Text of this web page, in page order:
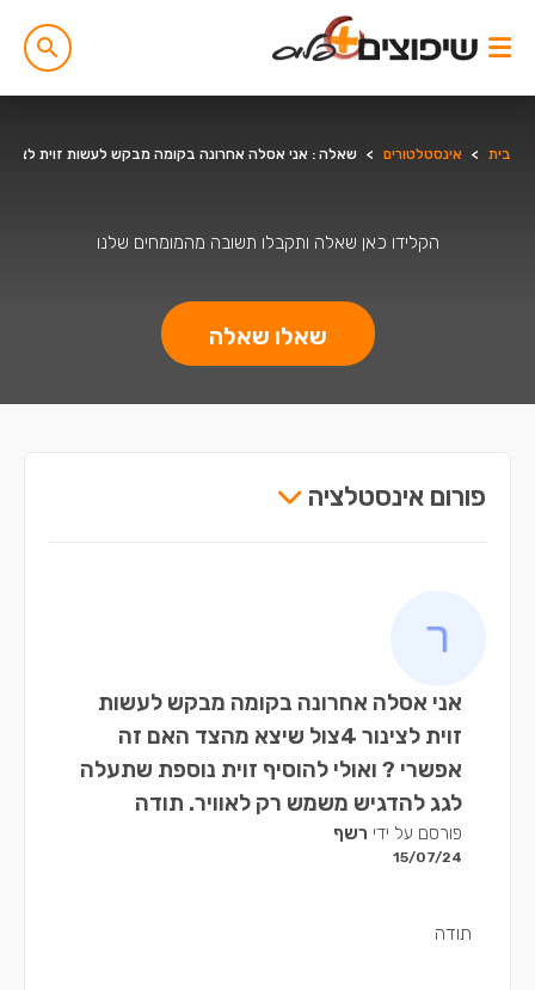
בית > אינסטלטורים > שאלה : אני אסלה אחרונה בקומה מבקש לעשות זוית לצינור 4צול שיצא מהצד האם זה אפשרי ? ואולי להוסיף זוית נוספת שתעלה לגג להדגיש משמש רק לאוויר.
הקלידו כאן שאלה ותקבלו תשובה מהמומחים שלנו
שאלו שאלה
פורום אינסטלציה
אני אסלה אחרונה בקומה מבקש לעשות
זוית לצינור 4צול שיצא מהצד האם זה
אפשרי ? ואולי להוסיף זוית נוספת שתעלה
לגג להדגיש משמש רק לאוויר. תודה
פורסם על ידי רשף
15/07/24
תודה